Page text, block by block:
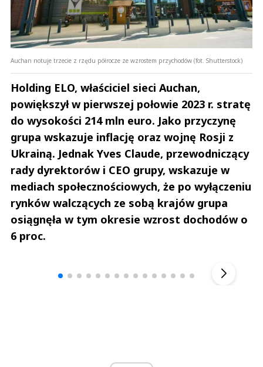
Auchan notuje trzecie z rzędu półrocze ze wzrostem przychodów (fot. Shutterstock)
Holding ELO, właściciel sieci Auchan,
powiększył w pierwszej połowie 2023 r. stratę
do wysokości 214 mln euro. Jako przyczynę
grupa wskazuje inflację oraz wojnę Rosji z
Ukrainą. Jednak Yves Claude, przewodniczący
rady dyrektorów i CEO grupy, wskazuje w
mediach społecznościowych, że po wyłączeniu
rynków walczących ze sobą krajów grupa
osiągnęła w tym okresie wzrost dochodów o
6 proc.